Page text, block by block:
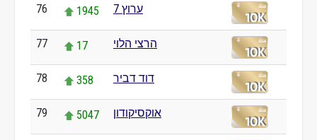
76 1945 ערוץ 7
77 17 הרצי הלוי
78 358 דוד דביר
79 5047 אוקסיקודון